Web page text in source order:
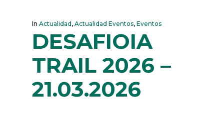
In Actualidad , Actualidad Eventos, Eventos
DESAFIOIA
TRAIL 2026 –
21.03.2026